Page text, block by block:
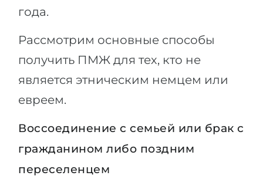
года.
Рассмотрим основные способы
получить ПМЖ для тех, кто не
является этническим немцем или
евреем.
Воссоединение с семьей или брак с
гражданином либо поздним
переселенцем